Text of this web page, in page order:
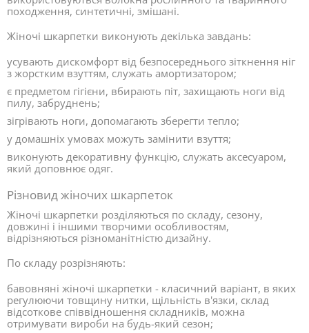
походження, синтетичні, змішані.
Жіночі шкарпетки виконують декілька завдань:
усувають дискомфорт від безпосереднього зіткнення ніг
з жорстким взуттям, служать амортизатором;
є предметом гігієни, вбирають піт, захищають ноги від
пилу, забруднень;
зігрівають ноги, допомагають зберегти тепло;
у домашніх умовах можуть замінити взуття;
виконують декоративну функцію, служать аксесуаром,
який доповнює одяг.
Різновид жіночих шкарпеток
Жіночі шкарпетки розділяються по складу, сезону,
довжині і іншими творчими особливостям,
відрізняються різноманітністю дизайну.
По складу розрізняють:
бавовняні жіночі шкарпетки - класичний варіант, в яких
регулюючи товщину нитки, щільність в'язки, склад
відсоткове співвідношення складників, можна
отримувати вироби на будь-який сезон;